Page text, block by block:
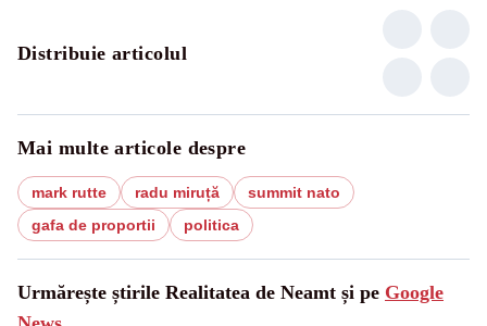
Distribuie articolul
Mai multe articole despre
mark rutte radu miruță
summit nato
gafa de proportii
politica
Urmărește știrile Realitatea de Neamt și pe Google